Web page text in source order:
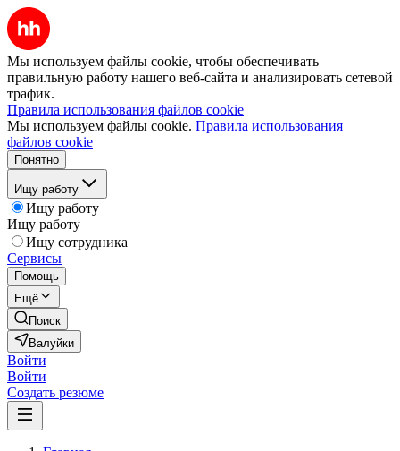
Мы используем файлы cookie, чтобы обеспечивать
правильную работу нашего веб-сайта и анализировать сетевой
трафик.
Правила использования файлов cookie
Мы используем файлы cookie. Правила использования
файлов cookie
Понятно
Ищу работу
Ищу работу
Ищу работу
Ищу сотрудника
Сервисы
Помощь
Ещё
Поиск
Валуйки
Войти
Войти
Создать резюме